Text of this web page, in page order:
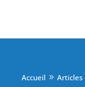
Accueil 9 Articles